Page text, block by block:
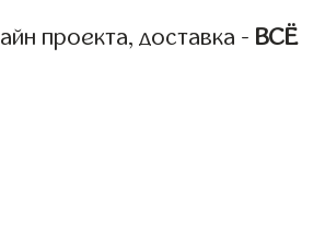
проекта, доставка - ВСЁ